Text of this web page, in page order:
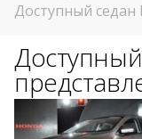
Возврат в
Доступный седан